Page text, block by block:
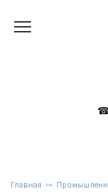
содержанию
Главная